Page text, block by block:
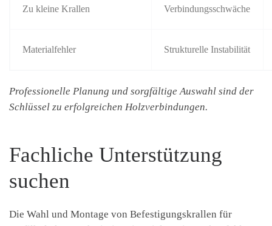
Zu kleine Krallen Verbindungsschwäche
Materialfehler Strukturelle Instabilität
Professionelle Planung und sorgfältige Auswahl sind der
Schlüssel zu erfolgreichen Holzverbindungen.
Fachliche Unterstützung
suchen
Die Wahl und Montage von Befestigungskrallen für